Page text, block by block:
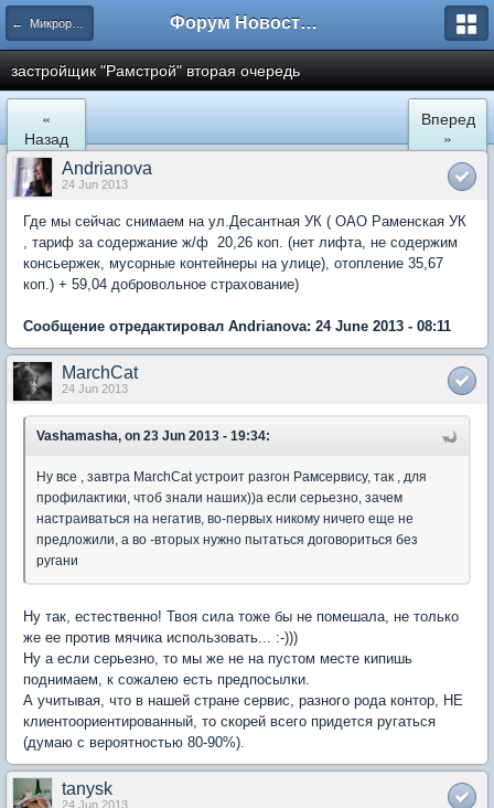
← Микрорайон Солнечный (ул. Лучистая 1, 2, 3) Форум Новостройки
застройщик "Рамстрой" вторая очередь
«
Назад
Вперед
»
Andrianova
24 Jun 2013
Где мы сейчас снимаем на ул.Десантная УК ( ОАО Раменская УК
, тариф за содержание ж/ф 20,26 коп. (нет лифта, не содержим
консьержек, мусорные контейнеры на улице), отопление 35,67
коп.) + 59,04 добровольное страхование)
Сообщение отредактировал Andrianova: 24 June 2013 - 08:11
MarchCat
24 Jun 2013
Vashamasha, on 23 Jun 2013 - 19:34:
Ну все , завтра MarchCat устроит разгон Рамсервису, так , для
профилактики, чтоб знали наших))а если серьезно, зачем
настраиваться на негатив, во-первых никому ничего еще не
предложили, а во -вторых нужно пытаться договориться без
ругани
Ну так, естественно! Твоя сила тоже бы не помешала, не только
же ее против мячика использовать... :-)))
Ну а если серьезно, то мы же не на пустом месте кипишь
поднимаем, к сожалею есть предпосылки.
А учитывая, что в нашей стране сервис, разного рода контор, НЕ
клиентоориентированный, то скорей всего придется ругаться
(думаю с вероятностью 80-90%).
tanysk
24 Jun 2013